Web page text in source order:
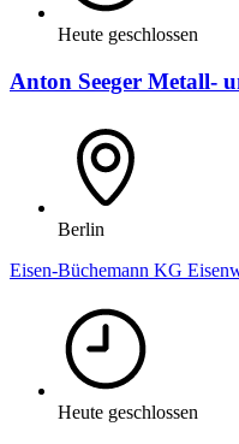
Heute geschlossen
Anton Seeger Metall-
Berlin
Eisen-Büchemann KG
Heute geschlossen